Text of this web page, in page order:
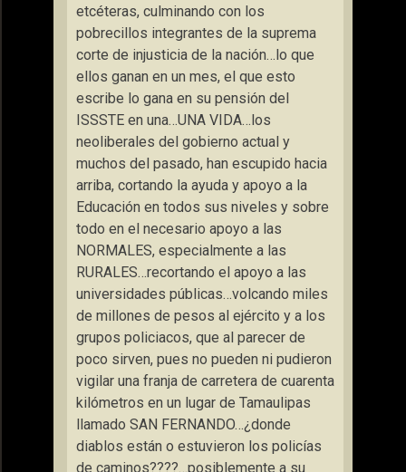
etcéteras, culminando con los
pobrecillos integrantes de la suprema
corte de injusticia de la nación…lo que
ellos ganan en un mes, el que esto
escribe lo gana en su pensión del
ISSSTE en una…UNA VIDA…los
neoliberales del gobierno actual y
muchos del pasado, han escupido hacia
arriba, cortando la ayuda y apoyo a la
Educación en todos sus niveles y sobre
todo en el necesario apoyo a las
NORMALES, especialmente a las
RURALES…recortando el apoyo a las
universidades públicas…volcando miles
de millones de pesos al ejército y a los
grupos policiacos, que al parecer de
poco sirven, pues no pueden ni pudieron
vigilar una franja de carretera de cuarenta
kilómetros en un lugar de Tamaulipas
llamado SAN FERNANDO…¿donde
diablos están o estuvieron los policías
de caminos????…posiblemente a su